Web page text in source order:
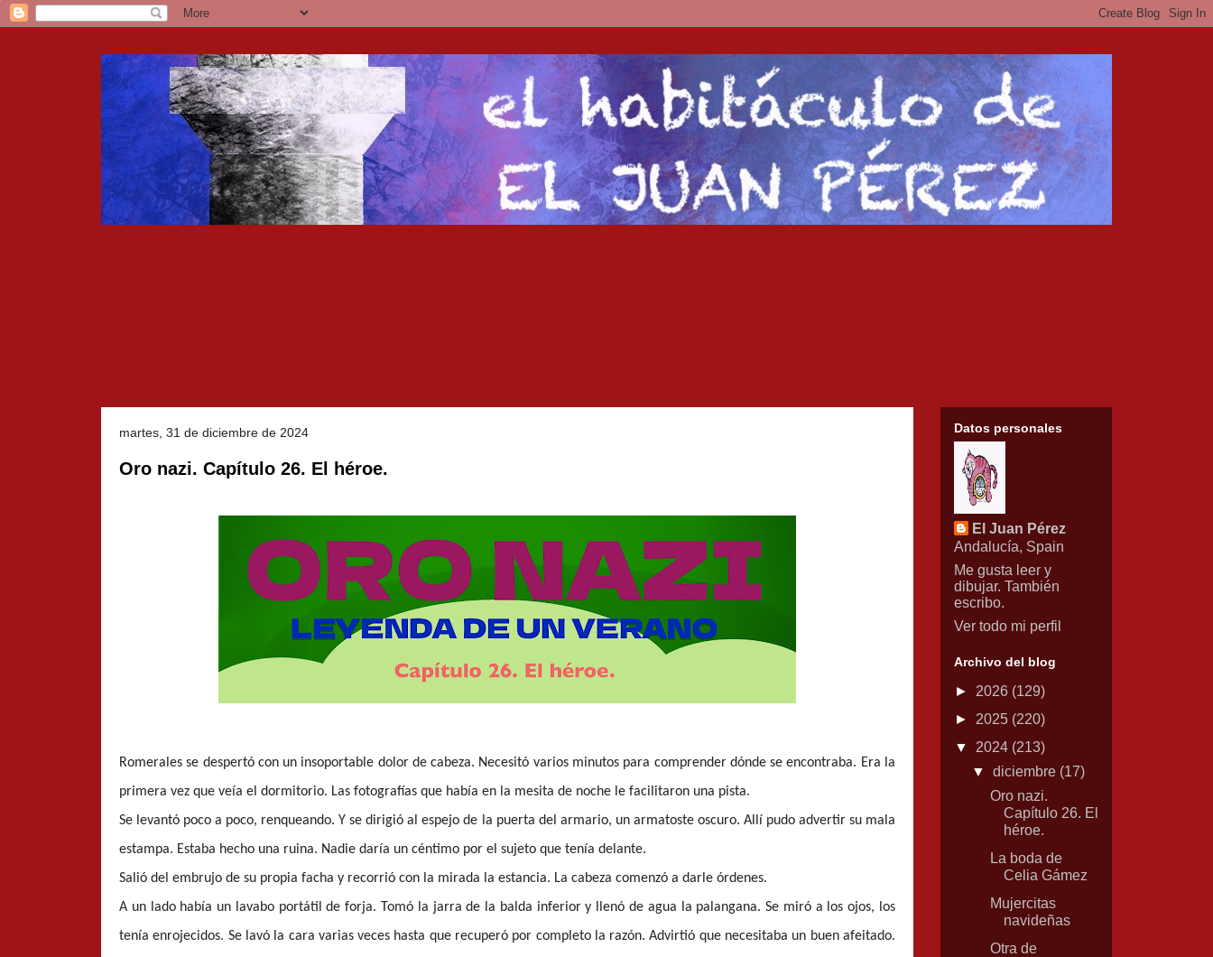
martes, 31 de diciembre de 2024
Oro nazi. Capítulo 26. El héroe.
Romerales se despertó con un insoportable dolor de cabeza. Necesitó varios minutos para comprender dónde se encontraba. Era la
primera vez que veía el dormitorio. Las fotografías que había en la mesita de noche le facilitaron una pista.
Se levantó poco a poco, renqueando. Y se dirigió al espejo de la puerta del armario, un armatoste oscuro. Allí pudo advertir su mala
estampa. Estaba hecho una ruina. Nadie daría un céntimo por el sujeto que tenía delante.
Salió del embrujo de su propia facha y recorrió con la mirada la estancia. La cabeza comenzó a darle órdenes.
A un lado había un lavabo portátil de forja. Tomó la jarra de la balda inferior y llenó de agua la palangana. Se miró a los ojos, los
tenía enrojecidos. Se lavó la cara varias veces hasta que recuperó por completo la razón. Advirtió que necesitaba un buen afeitado.
Datos personales
El Juan Pérez
Andalucía, Spain
Me gusta leer y
dibujar. También
escribo.
Ver todo mi perfil
Archivo del blog
► 2026 (129)
► 2025 (220)
▼ 2024 (213)
▼diciembre (17)
Oro nazi.
Capítulo 26. El
héroe.
La boda de
Celia Gámez
Mujercitas
navideñas
Otra de